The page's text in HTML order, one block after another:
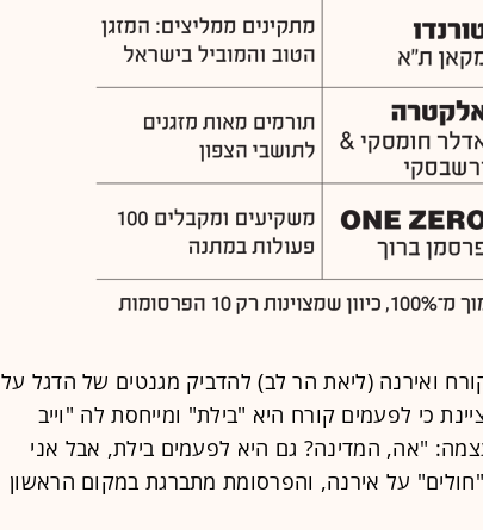
ואירנה (ליאת הר לב) להדביק מגנטים של הדגל על
כי לפעמים קורח היא "בילת" ומייחסת לה "וייב
"אה, המדינה? גם היא לפעמים בילת, אבל אני
על אירנה, והפרסומת מתברגת במקום הראשון